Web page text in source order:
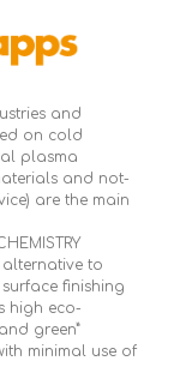
and
on cold
plasma
and not-
are the main
to
finishing
high eco-
green”
minimal use of